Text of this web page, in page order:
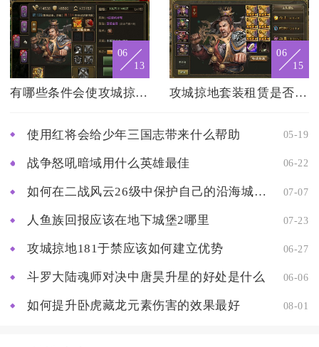
06
13
有哪些条件会使攻城掠地封地
06
15
攻城掠地套装租赁是否提供退换服务
使用红将会给少年三国志带来什么帮助 05-19
战争怒吼暗域用什么英雄最佳 06-22
如何在二战风云26级中保护自己的沿海城市 07-07
人鱼族回报应该在地下城堡2哪里 07-23
攻城掠地181于禁应该如何建立优势 06-27
斗罗大陆魂师对决中唐昊升星的好处是什么 06-06
如何提升卧虎藏龙元素伤害的效果最好 08-01